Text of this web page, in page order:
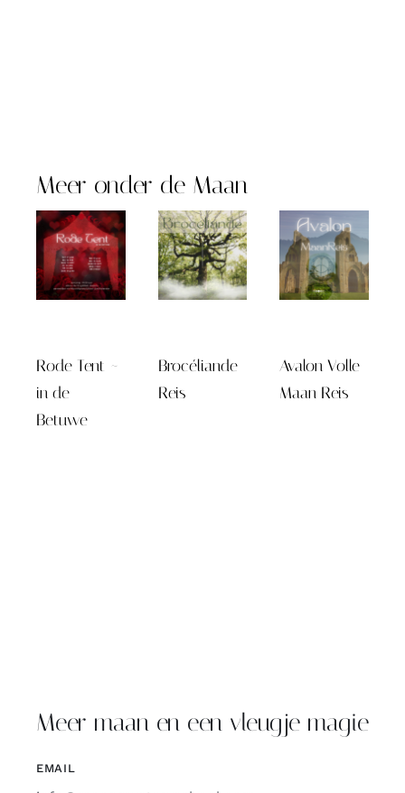
Meer onder de Maan
Rode Tent ~
in de
Betuwe
Brocéliande
Reis
Avalon Volle
Maan Reis
Meer maan en een vleugje magie
EMAIL